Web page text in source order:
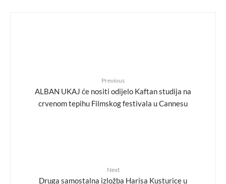
Previous
ALBAN UKAJ će nositi odijelo Kaftan studija na
crvenom tepihu Filmskog festivala u Cannesu
Next
Druga samostalna izložba Harisa Kusturice u